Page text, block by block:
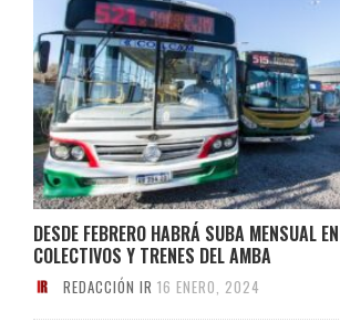
DESDE FEBRERO HABRÁ SUBA MENSUAL
COLECTIVOS Y TRENES DEL AMBA
REDACCIÓN IR 16 ENERO, 2024